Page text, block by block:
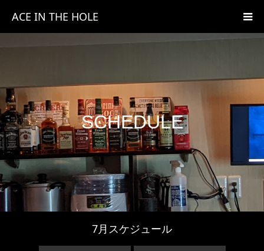
ACE IN THE HOLE
SCHEDULE
7月スケジュール